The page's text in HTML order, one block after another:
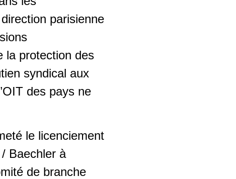
parisienne
la protection des
syndical aux
des pays ne
le licenciement
Baechler à
de branche